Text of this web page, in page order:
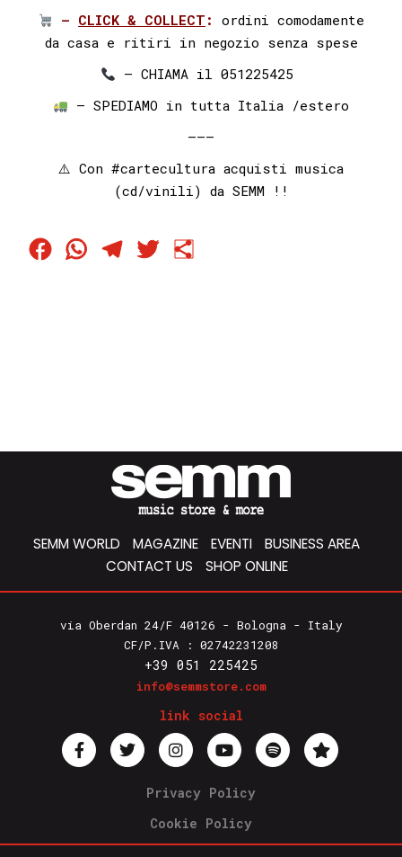
– CLICK & COLLECT :ordini comodamente
da casa e ritiri in negozio senza spese
– CHIAMA il 051225425⁣⁣ ⁣⁣
– SPEDIAMO in tutta Italia /estero
———
⚠️ Con #cartecultura acquisti musica
(cd/vinili) da SEMM !!
Facebook
WhatsApp
Telegram
Twitter
SEMM WORLD MAGAZINE EVENTI
BUSINESS AREA
CONTACT US
SHOP ONLINE
via Oberdan 24/F 40126 - Bologna - Italy
CF/P.IVA : 02742231208
+39 051 225425
info@semmstore.com
link social
Privacy Policy
Cookie Policy